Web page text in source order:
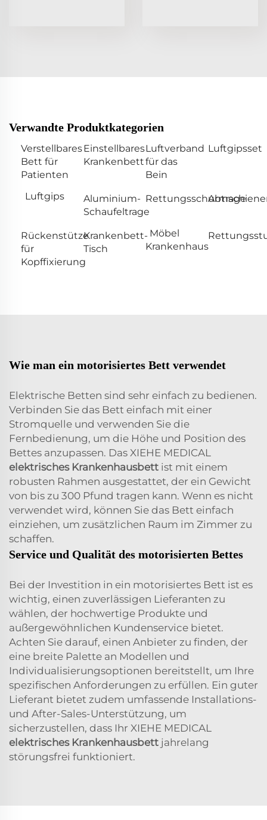
Verwandte Produktkategorien
Verstellbares
Bett für
Patienten
Einstellbares
Krankenbett
Luftverband
für das
Bein
Luftgipsset
Luftgips
Aluminium-
Schaufeltrage
Rettungsschubtrage
Rückenstütze
für
Kopffixierung
Krankenbett-
Tisch
Möbel
Krankenhaus
Wie man ein motorisiertes Bett verwendet
Elektrische Betten sind sehr einfach zu bedienen.
Verbinden Sie das Bett einfach mit einer
Stromquelle und verwenden Sie die
Fernbedienung, um die Höhe und Position des
Bettes anzupassen. Das XIEHE MEDICAL
elektrisches Krankenhausbett ist mit einem
robusten Rahmen ausgestattet, der ein Gewicht
von bis zu 300 Pfund tragen kann. Wenn es nicht
verwendet wird, können Sie das Bett einfach
einziehen, um zusätzlichen Raum im Zimmer zu
schaffen.
Service und Qualität des motorisierten Bettes
Bei der Investition in ein motorisiertes Bett ist es
wichtig, einen zuverlässigen Lieferanten zu
wählen, der hochwertige Produkte und
außergewöhnlichen Kundenservice bietet.
Achten Sie darauf, einen Anbieter zu finden, der
eine breite Palette an Modellen und
Individualisierungsoptionen bereitstellt, um Ihre
spezifischen Anforderungen zu erfüllen. Ein guter
Lieferant bietet zudem umfassende Installations-
und After-Sales-Unterstützung, um
sicherzustellen, dass Ihr XIEHE MEDICAL
elektrisches Krankenhausbett jahrelang
störungsfrei funktioniert.